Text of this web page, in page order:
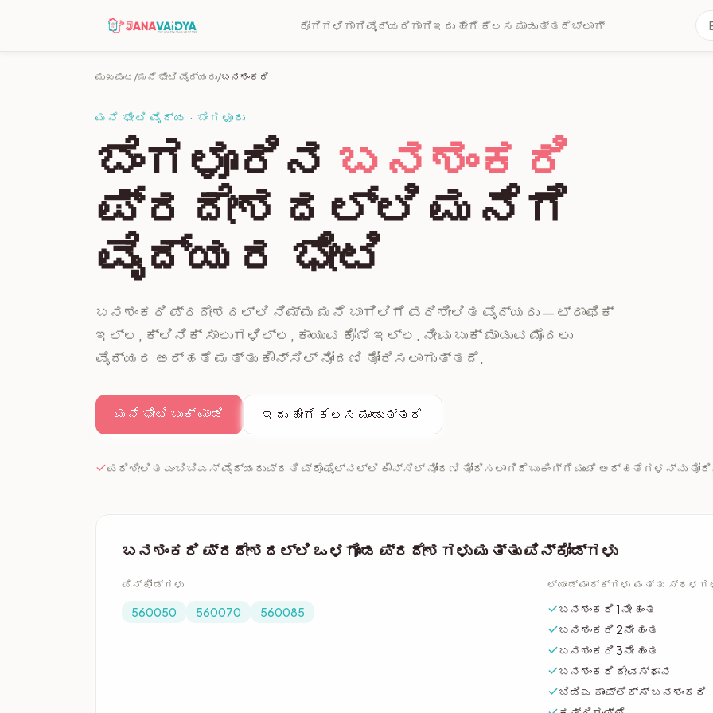
ರೋಗಿಗಳಿಗಾಗಿವೈದ್ಯರಿಗಾಗಿಇದು ಹೇಗೆ ಕೆಲಸ ಮಾಡುತ್ತದೆಬ್ಲಾಗ್
ಮುಖಪುಟ /ಮನೆ ಭೇಟಿ ವೈದ್ಯರು/ಬನಶಂಕರಿ
ಮನೆ ಭೇಟಿ ವೈದ್ಯ · ಬೆಂಗಳೂರು
ಬೆಂಗಳೂರಿನ ಬನಶಂಕರಿ
ಪ್ರದೇಶದಲ್ಲಿ ಮನೆಗೆ
ವೈದ್ಯರ ಭೇಟಿ
ಬನಶಂಕರಿ ಪ್ರದೇಶದಲ್ಲಿ ನಿಮ್ಮ ಮನೆ ಬಾಗಿಲಿಗೆ ಪರಿಶೀಲಿತ ವೈದ್ಯರು — ಟ್ರಾಫಿಕ್
ಇಲ್ಲ, ಕ್ಲಿನಿಕ್ ಸಾಲುಗಳಿಲ್ಲ, ಕಾಯುವ ಕೋಣೆ ಇಲ್ಲ. ನೀವು ಬುಕ್ ಮಾಡುವ ಮೊದಲು
ವೈದ್ಯರ ಅರ್ಹತೆ ಮತ್ತು ಕೌನ್ಸಿಲ್ ನೋಂದಣಿ ತೋರಿಸಲಾಗುತ್ತದೆ.
ಮನೆ ಭೇಟಿ ಬುಕ್ ಮಾಡಿ ಇದು ಹೇಗೆ ಕೆಲಸ ಮಾಡುತ್ತದೆ
ಪರಿಶೀಲಿತ ಎಂಬಿಬಿಎಸ್ ವೈದ್ಯರುಪ್ರತಿ ಪ್ರೊಫೈಲ್‌ನಲ್ಲಿ ಕೌನ್ಸಿಲ್ ನೋಂದಣಿ ತೋರಿಸಲಾಗಿದೆಬುಕಿಂಗ್‌ಗೆ ಮುಂಚೆ ಅರ್ಹತೆಗಳನ್ನು
ಬನಶಂಕರಿ ಪ್ರದೇಶದಲ್ಲಿ ಒಳಗೊಂಡ ಪ್ರದೇಶಗಳು ಮತ್ತು ಪಿನ್‌ಕೋಡ್‌ಗಳು
ಪಿನ್‌ಕೋಡ್‌ಗಳು
560050 560070 560085
ಲ್ಯಾಂಡ್‌ಮಾರ್ಕ್‌ಗಳು ಮತ್ತು
ಬನಶಂಕರಿ 1ನೇ ಹಂತ
ಬನಶಂಕರಿ 2ನೇ ಹಂತ
ಬನಶಂಕರಿ 3ನೇ ಹಂತ
ಬನಶಂಕರಿ ದೇವಸ್ಥಾನ
ಬಿಡಿಎ ಕಾಂಪ್ಲೆಕ್ಸ್ ಬನಶಂಕರಿ